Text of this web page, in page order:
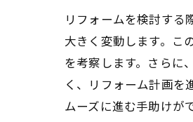
リフォームを検討する
大きく変動します。こ
を考察します。さらに
く、リフォーム計画を
ムーズに進む手助けが